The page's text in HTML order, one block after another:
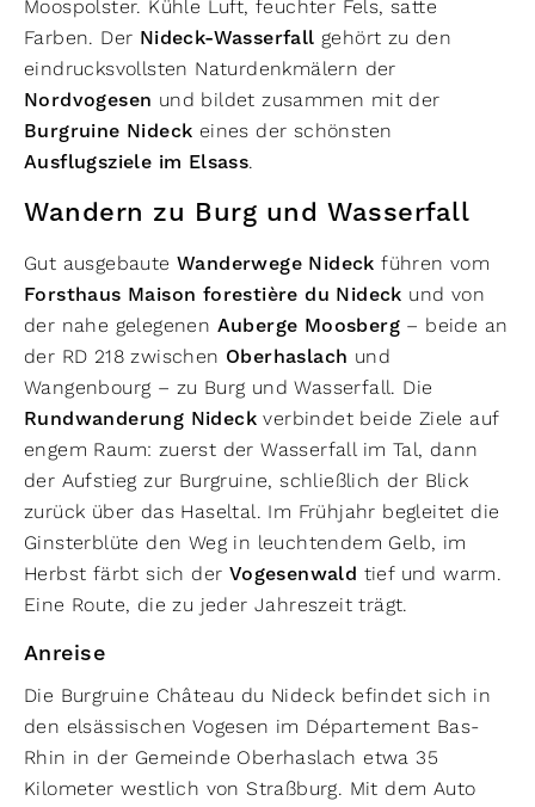
Moospolster. Kühle Luft, feuchter Fels, satte
Farben. Der Nideck-Wasserfall gehört zu den
eindrucksvollsten Naturdenkmälern der
Nordvogesen und bildet zusammen mit der
Burgruine Nideck eines der schönsten
Ausflugsziele im Elsass.
Wandern zu Burg und Wasserfall
Gut ausgebaute Wanderwege Nideck führen vom
Forsthaus Maison forestière du Nideck und von
der nahe gelegenen Auberge Moosberg – beide an
der RD 218 zwischen Oberhaslach und
Wangenbourg – zu Burg und Wasserfall. Die
Rundwanderung Nideck verbindet beide Ziele auf
engem Raum: zuerst der Wasserfall im Tal, dann
der Aufstieg zur Burgruine, schließlich der Blick
zurück über das Haseltal. Im Frühjahr begleitet die
Ginsterblüte den Weg in leuchtendem Gelb, im
Herbst färbt sich der Vogesenwald tief und warm.
Eine Route, die zu jeder Jahreszeit trägt.
Anreise
Die Burgruine Château du Nideck befindet sich in
den elsässischen Vogesen im Département Bas-
Rhin in der Gemeinde Oberhaslach etwa 35
Kilometer westlich von Straßburg. Mit dem Auto